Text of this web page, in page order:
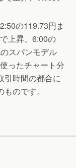
の119.73円ま
上昇、6:00の
スパンモデル
ったチャート分
引時間の都合に
のです。